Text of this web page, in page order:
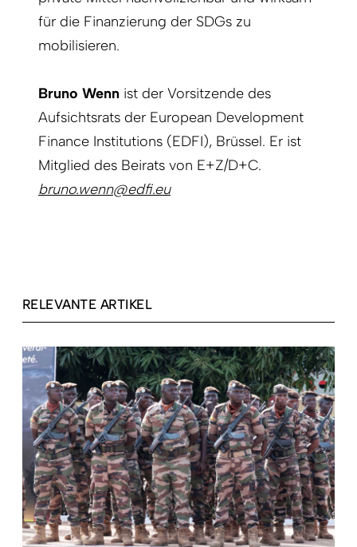
für die Finanzierung der SDGs zu
mobilisieren.
Bruno Wenn ist der Vorsitzende des
Aufsichtsrats der European Development
Finance Institutions (EDFI), Brüssel. Er ist
Mitglied des Beirats von E+Z/D+C.
bruno.wenn@edfi.eu
RELEVANTE ARTIKEL